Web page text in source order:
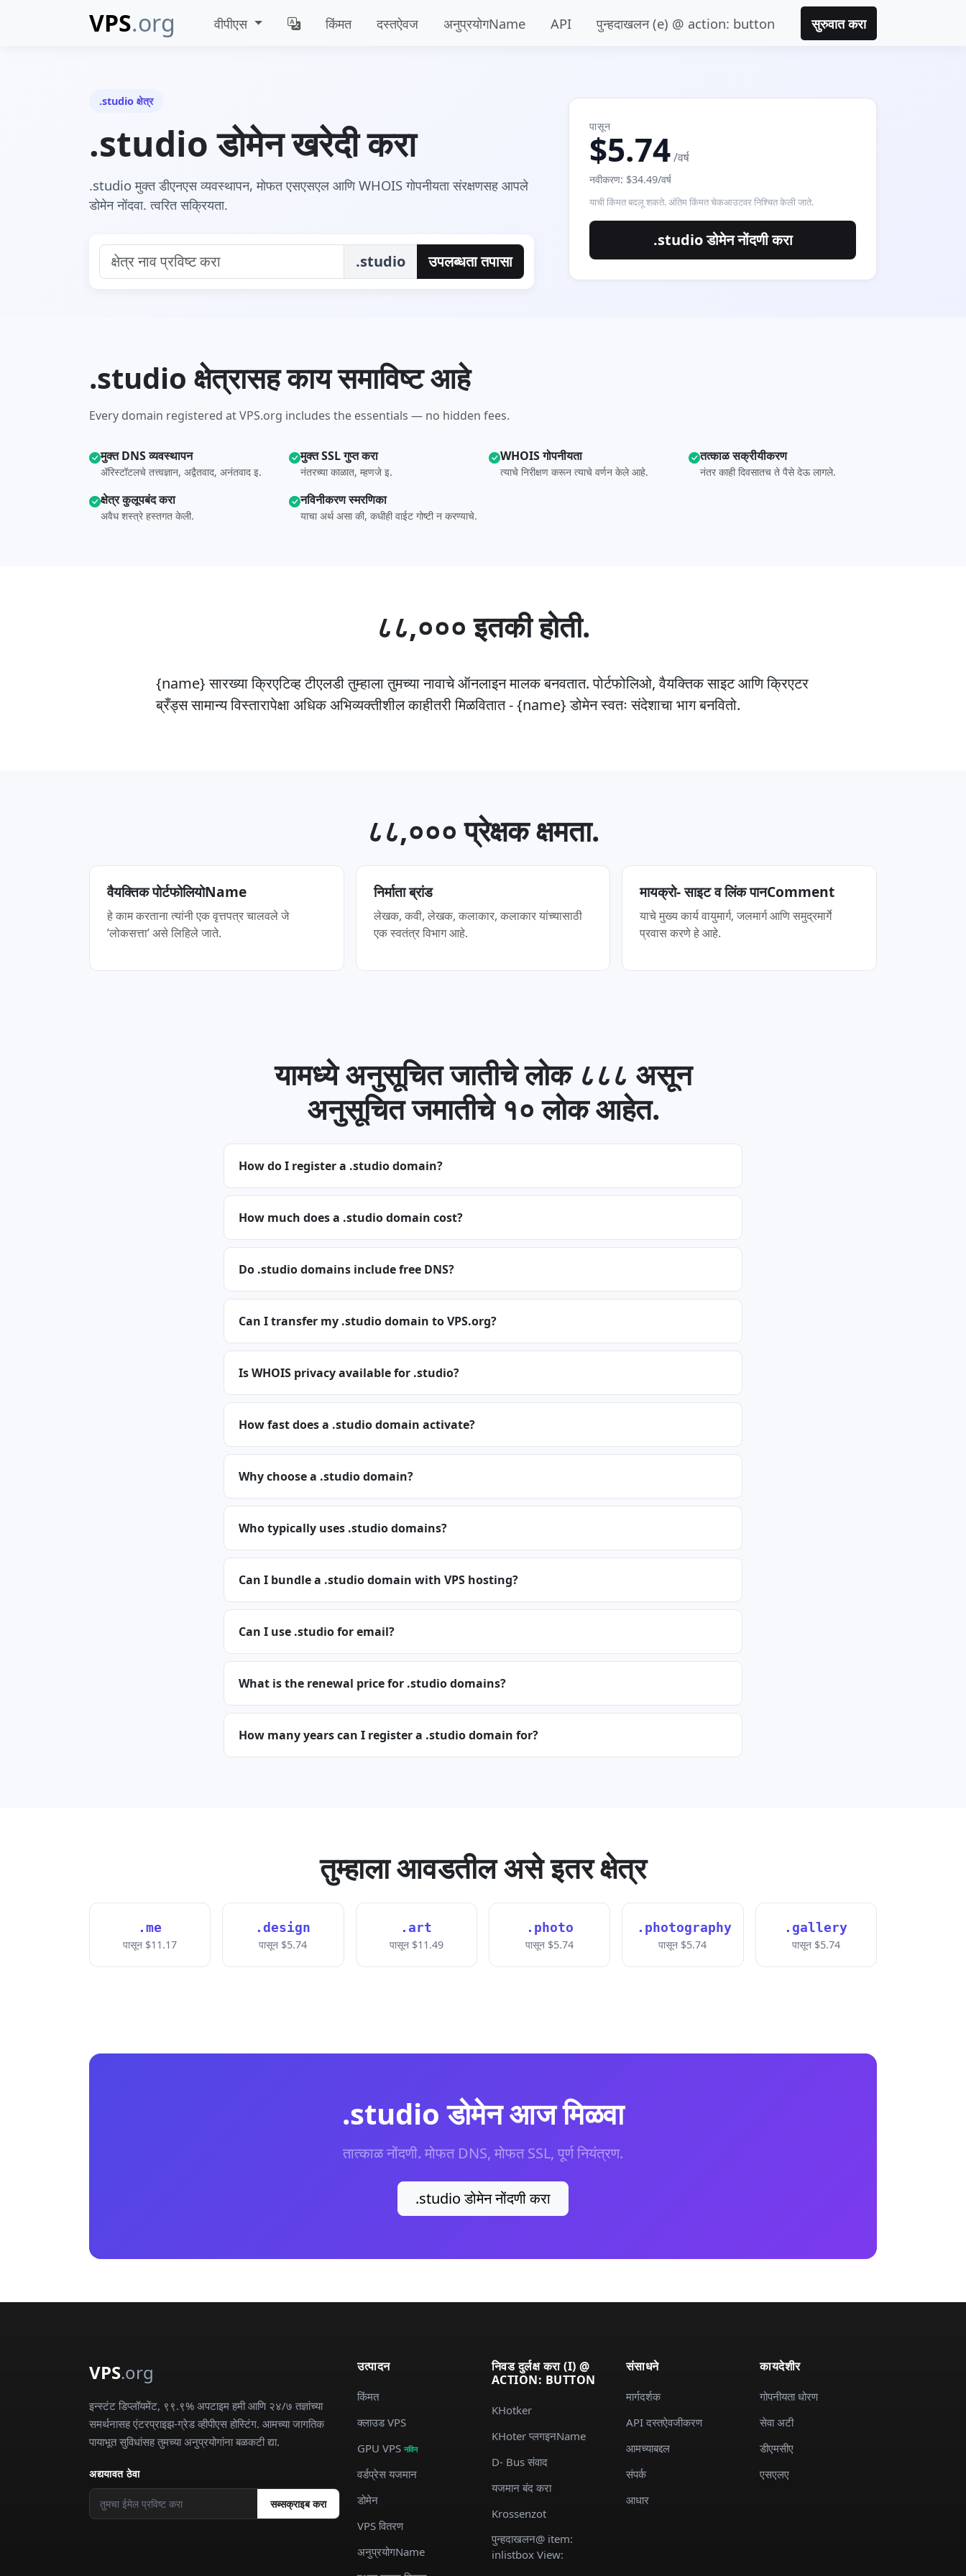
VPS.org वीपीएस किंमत दस्तऐवज अनुप्रयोगName API पुन्हदाखलन (e) @ action: button सुरुवात करा
.studio क्षेत्र
.studio डोमेन खरेदी करा
.studio मुक्त डीएनएस व्यवस्थापन, मोफत एसएसएल आणि WHOIS गोपनीयता संरक्षणसह आपले
डोमेन नोंदवा. त्वरित सक्रियता.
.studio उपलब्धता तपासा
पासून
$5.74/वर्ष
नवीकरण: $34.49/वर्ष
याची किंमत बदलू शकते. अंतिम किंमत चेकआउटवर निश्चित केली जाते.
.studio डोमेन नोंदणी करा
.studio क्षेत्रासह काय समाविष्ट आहे
Every domain registered at VPS.org includes the essentials — no hidden fees.
मुक्त DNS व्यवस्थापन
ॲरिस्टॉटलचे तत्त्वज्ञान, अद्वैतवाद, अनंतवाद इ.
मुक्त SSL गुप्त करा
नंतरच्या काळात, म्हणजे इ.
WHOIS गोपनीयता
त्याचे निरीक्षण करून त्याचे वर्णन केले आहे.
तत्काळ सक्रीयीकरण
नंतर काही दिवसातच ते पैसे देऊ लागले.
क्षेत्र कुलूपबंद करा
अवैध शस्त्रे हस्तगत केली.
नविनीकरण स्मरणिका
याचा अर्थ असा की, कधीही वाईट गोष्टी न करण्याचे.
८८,००० इतकी होती.
{name} सारख्या क्रिएटिव्ह टीएलडी तुम्हाला तुमच्या नावाचे ऑनलाइन मालक बनवतात. पोर्टफोलिओ, वैयक्तिक साइट आणि क्रिएटर
ब्रँड्स सामान्य विस्तारापेक्षा अधिक अभिव्यक्तीशील काहीतरी मिळवितात - {name} डोमेन स्वतः संदेशाचा भाग बनवितो.
८८,००० प्रेक्षक क्षमता.
वैयक्तिक पोर्टफोलियोName
हे काम करताना त्यांनी एक वृत्तपत्र चालवले जे
’लोकसत्ता’ असे लिहिले जाते.
निर्माता ब्रांड
लेखक, कवी, लेखक, कलाकार, कलाकार यांच्यासाठी
एक स्वतंत्र विभाग आहे.
मायक्रो- साइट व लिंक पानComment
याचे मुख्य कार्य वायुमार्ग, जलमार्ग आणि समुद्रमार्गे
प्रवास करणे हे आहे.
यामध्ये अनुसूचित जातीचे लोक ८८८ असून
अनुसूचित जमातीचे १० लोक आहेत.
How do I register a .studio domain?
How much does a .studio domain cost?
Do .studio domains include free DNS?
Can I transfer my .studio domain to VPS.org?
Is WHOIS privacy available for .studio?
How fast does a .studio domain activate?
Why choose a .studio domain?
Who typically uses .studio domains?
Can I bundle a .studio domain with VPS hosting?
Can I use .studio for email?
What is the renewal price for .studio domains?
How many years can I register a .studio domain for?
तुम्हाला आवडतील असे इतर क्षेत्र
.me
पासून $11.17
.design
पासून $5.74
.art
पासून $11.49
.photo
पासून $5.74
.photography
पासून $5.74
.gallery
पासून $5.74
.studio डोमेन आज मिळवा
तात्काळ नोंदणी. मोफत DNS, मोफत SSL, पूर्ण नियंत्रण.
.studio डोमेन नोंदणी करा
VPS.org
इन्स्टंट डिप्लॉयमेंट, ९९.९% अपटाइम हमी आणि २४/७ तज्ञांच्या
समर्थनासह एंटरप्राइझ-ग्रेड व्हीपीएस होस्टिंग. आमच्या जागतिक
पायाभूत सुविधांसह तुमच्या अनुप्रयोगांना बळकटी द्या.
अद्ययावत ठेवा
सब्सक्राइब करा
उत्पादन
किंमत
क्लाउड VPS
GPU VPSनविन
वर्डप्रेस यजमान
डोमेन
VPS वितरण
अनुप्रयोगName
निवड दुर्लक्ष करा (I) @
ACTION: BUTTON
KHotker
KHoter प्लगइनName
D- Bus संवाद
यजमान बंद करा
Krossenzot
पुन्हदाखलन@ item:
inlistbox View:
संसाधने
मार्गदर्शक
API दस्तऐवजीकरण
आमच्याबद्दल
संपर्क
आधार
कायदेशीर
गोपनीयता धोरण
सेवा अटी
डीएमसीए
एसएलए